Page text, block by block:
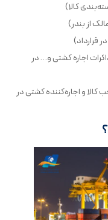
کالا)
از بندر)
قرارداد)
اجاره کشتی و… در
و اجاره‌کننده کشتی در